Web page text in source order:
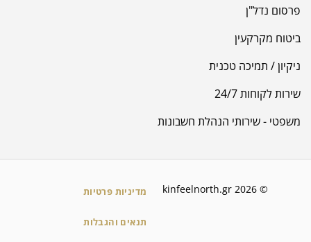
פרסום נדל"ן
ביטוח מקרקעין
ניקיון / תמיכה טכנית
שירות לקוחות 24/7
משפטי - שירותי הנהלת חשבונות
© 2026 kinfeelnorth.gr מדיניות פרטיות
תנאים והגבלות